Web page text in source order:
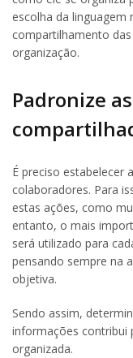
escolha da linguagem
compartilhamento
organização.
Padronize
É preciso estabelecer
colaboradores. Para
estas ações, como
entanto, o mais
será utilizado para
pensando sempre na
objetiva.
Sendo assim,
informações contribui
organizada.